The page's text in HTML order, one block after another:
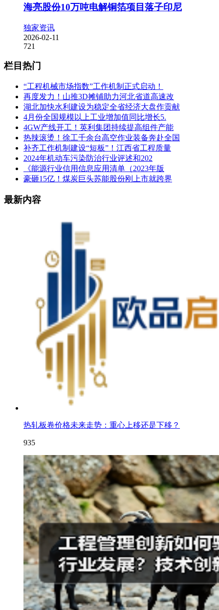
海亮股份10万吨电解铜箔项目落子印尼
独家资讯
2026-02-11
721
栏目热门
“工程机械市场指数”工作机制正式启动！
再度发力！山推3D摊铺助力河北省道高速改
湖北加快水利建设为稳定全省经济大盘作贡献
4月份全国规模以上工业增加值同比增长5.
4GW产线开工！英利集团持续提高组件产能
热辣滚烫！徐工千余台高空作业装备奔赴全国
补齐工作机制建设“短板”！江西省工程质量
2024年机动车污染防治行业评述和202
《能源行业信用信息应用清单（2023年版
豪砸15亿！煤炭巨头苏能股份刚上市就跨界
最新内容
热轧板卷价格未来走势：重心上移还是下移？
935